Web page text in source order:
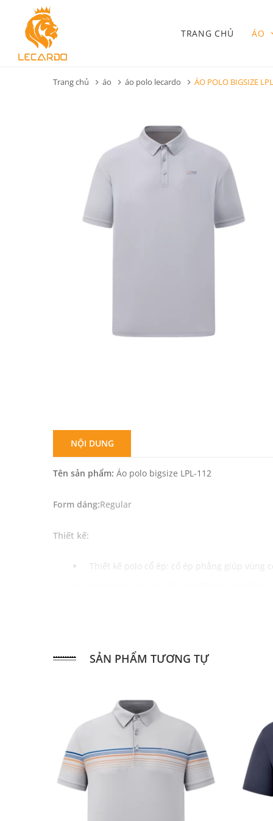
TRANG CHỦ ÁO
Trang chủ áo áo polo lecardo ÁO POLO BIGSIZE
NỘI DUNG
Tên sản phẩm: Áo polo bigsize LPL-112
Form dáng:Regular
Thiết kế:
Thiết kế polo cổ ép: cổ ép phẳng giúp
Áo Bigsize vừa che khuyết điểm bụng tốt
Chất liệu:
15% Spandex: độ co giãn thoải mái mang
Size:3XL/4XL/5XL/6XL
Xuất xứ:Việt Nam
SẢN PHẨM TƯƠNG TỰ